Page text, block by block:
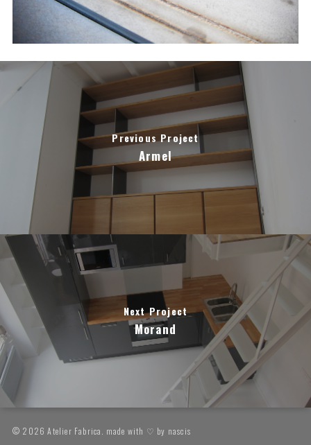
Previous Project
Armel
Next Project
Morand
© 2026 Atelier Fabrica. made with ♡ by nascis